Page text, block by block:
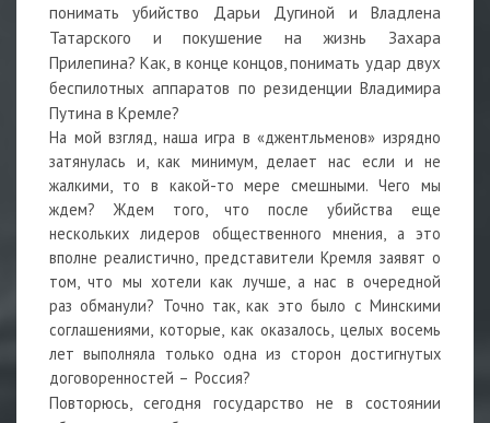
понимать убийство Дарьи Дугиной и Владлена
Татарского и покушение на жизнь Захара
Прилепина? Как, в конце концов, понимать удар двух
беспилотных аппаратов по резиденции Владимира
Путина в Кремле?
На мой взгляд, наша игра в «джентльменов» изрядно
затянулась и, как минимум, делает нас если и не
жалкими, то в какой-то мере смешными. Чего мы
ждем? Ждем того, что после убийства еще
нескольких лидеров общественного мнения, а это
вполне реалистично, представители Кремля заявят о
том, что мы хотели как лучше, а нас в очередной
раз обманули? Точно так, как это было с Минскими
соглашениями, которые, как оказалось, целых восемь
лет выполняла только одна из сторон достигнутых
договоренностей – Россия?
Повторюсь, сегодня государство не в состоянии